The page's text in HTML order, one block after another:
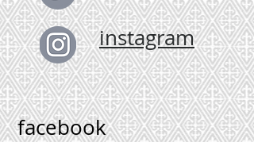
instagram
facebook